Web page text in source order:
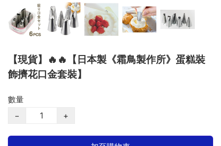
【現貨】🔥🔥【日本製《霜鳥製作所》蛋糕裝
飾擠花口金套裝】
數量
−
+